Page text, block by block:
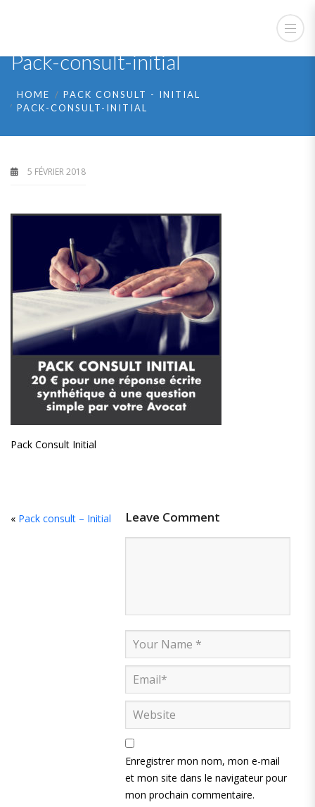
Pack-consult-initial
HOME
PACK CONSULT - INITIAL
PACK-CONSULT-INITIAL
5 FÉVRIER 2018
Pack Consult Initial
« Pack consult – Initial Leave Comment
Enregistrer mon nom, mon e-mail
et mon site dans le navigateur pour
mon prochain commentaire.